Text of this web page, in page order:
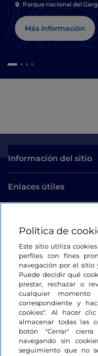
Parque nacional del
Más información
Información del sitio
Enlaces útiles
Estamos en contacto
Política de
Este sitio utiliza
perfiles con fines
navegación por el sitio
Puede decidir qué
prestar, rechazar o
cualquier momento
correspondiente y
cookies". Al hacer
almacenar todas las
botón "Cerrar"
navegando sin
seguimiento que no